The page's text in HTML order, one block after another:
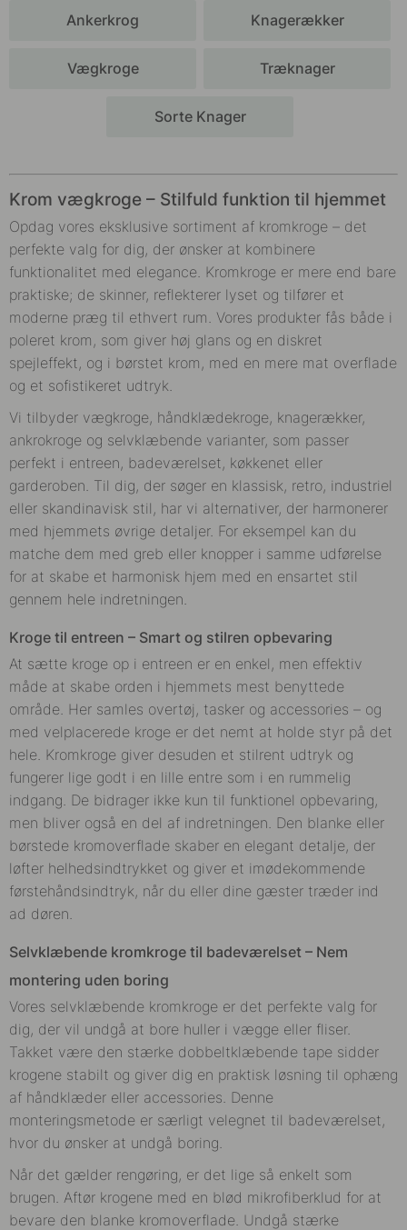
Ankerkrog Knagerækker
Vægkroge Træknager
Sorte Knager
Krom vægkroge – Stilfuld funktion til hjemmet
Opdag vores eksklusive sortiment af kromkroge – det
perfekte valg for dig, der ønsker at kombinere
funktionalitet med elegance. Kromkroge er mere end bare
praktiske; de skinner, reflekterer lyset og tilfører et
moderne præg til ethvert rum. Vores produkter fås både i
poleret krom, som giver høj glans og en diskret
spejleffekt, og i børstet krom, med en mere mat overflade
og et sofistikeret udtryk.
Vi tilbyder vægkroge, håndklædekroge, knagerækker,
ankrokroge og selvklæbende varianter, som passer
perfekt i entreen, badeværelset, køkkenet eller
garderoben. Til dig, der søger en klassisk, retro, industriel
eller skandinavisk stil, har vi alternativer, der harmonerer
med hjemmets øvrige detaljer. For eksempel kan du
matche dem med greb eller knopper i samme udførelse
for at skabe et harmonisk hjem med en ensartet stil
gennem hele indretningen.
Kroge til entreen – Smart og stilren opbevaring
At sætte kroge op i entreen er en enkel, men effektiv
måde at skabe orden i hjemmets mest benyttede
område. Her samles overtøj, tasker og accessories – og
med velplacerede kroge er det nemt at holde styr på det
hele. Kromkroge giver desuden et stilrent udtryk og
fungerer lige godt i en lille entre som i en rummelig
indgang. De bidrager ikke kun til funktionel opbevaring,
men bliver også en del af indretningen. Den blanke eller
børstede kromoverflade skaber en elegant detalje, der
løfter helhedsindtrykket og giver et imødekommende
førstehåndsindtryk, når du eller dine gæster træder ind
ad døren.
Selvklæbende kromkroge til badeværelset – Nem
montering uden boring
Vores selvklæbende kromkroge er det perfekte valg for
dig, der vil undgå at bore huller i vægge eller fliser.
Takket være den stærke dobbeltklæbende tape sidder
krogene stabilt og giver dig en praktisk løsning til ophæng
af håndklæder eller accessories. Denne
monteringsmetode er særligt velegnet til badeværelset,
hvor du ønsker at undgå boring.
Når det gælder rengøring, er det lige så enkelt som
brugen. Aftør krogene med en blød mikrofiberklud for at
bevare den blanke kromoverflade. Undgå stærke